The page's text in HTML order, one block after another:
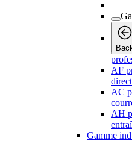
AF
direct
AC
AH
Gamme